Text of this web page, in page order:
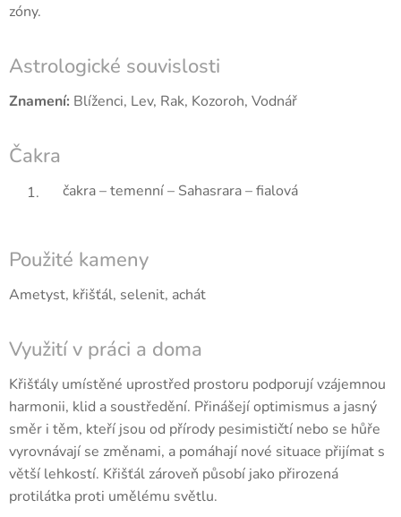
zóny.
Astrologické souvislosti
Znamení: Blíženci, Lev, Rak, Kozoroh, Vodnář
Čakra
čakra – temenní – Sahasrara – fialová
Použité kameny
Ametyst, křišťál, selenit, achát
Využití v práci a doma
Křišťály umístěné uprostřed prostoru podporují vzájemnou
harmonii, klid a soustředění. Přinášejí optimismus a jasný
směr i těm, kteří jsou od přírody pesimističtí nebo se hůře
vyrovnávají se změnami, a pomáhají nové situace přijímat s
větší lehkostí. Křišťál zároveň působí jako přirozená
protilátka proti umělému světlu.